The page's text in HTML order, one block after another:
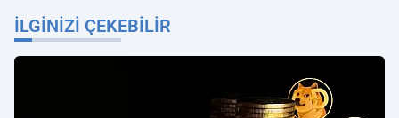
İLGINIZI ÇEKEBILIR